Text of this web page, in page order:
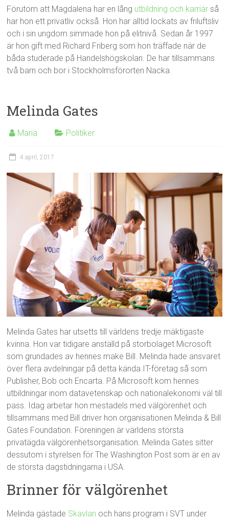
Förutom att Magdalena har en lång utbildning och karriär så
har hon ett privatliv också. Hon har alltid lockats av friluftsliv
och i sin ungdom simmade hon på elitnivå. Sedan år 1997
är hon gift med Richard Friberg som hon träffade när de
båda studerade på Handelshögskolan. De har tillsammans
två barn och bor i Stockholmsförorten Nacka.
Melinda Gates
Maria Politiker
4 april, 2017
Melinda Gates har utsetts till världens tredje mäktigaste
kvinna. Hon var tidigare anställd på storbolaget Microsoft
som grundades av hennes make Bill. Melinda hade ansvaret
över flera avdelningar på detta kända IT-företag så som
Publisher, Bob och Encarta. På Microsoft kom hennes
utbildningar inom datavetenskap och nationalekonomi väl till
pass. Idag arbetar hon mestadels med välgörenhet och
tillsammans med Bill driver hon organisationen Melinda & Bill
Gates Foundation. Föreningen är världens största
privatägda välgörenhetsorganisation. Melinda Gates sitter
dessutom i styrelsen för The Washington Post som är en av
de största dagstidningarna i USA.
Brinner för välgörenhet
Melinda gästade Skavlan och hans program i SVT under